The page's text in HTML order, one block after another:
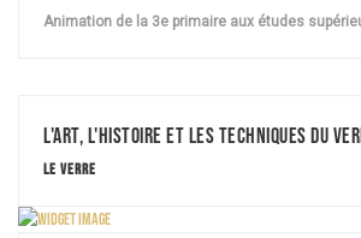
Animation de la 3e primaire aux études
L'Art, l'histoire et les techniques du
LE VERRE